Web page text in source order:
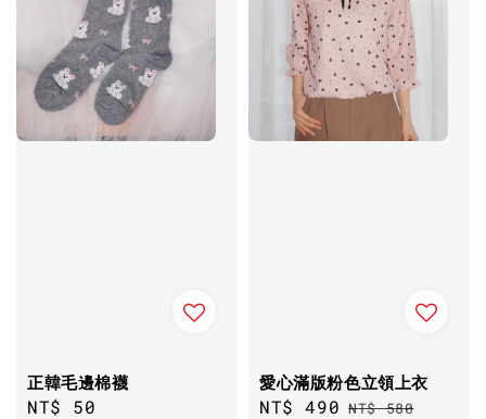
正韓毛邊棉襪
Regular
NT$ 50
愛心滿版粉色立領上衣
Sale
NT$ 490 Regular
NT$ 580